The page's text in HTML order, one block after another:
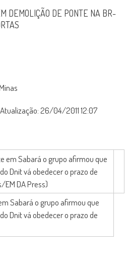
DEMOLIÇÃO DE PONTE NA BR-
26/04/2011 12:07
Sabará o grupo afirmou que
Dnit vá obedecer o prazo de